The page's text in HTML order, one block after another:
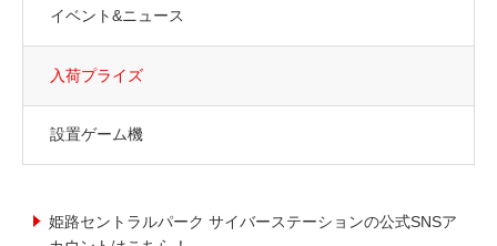
イベント&ニュース
入荷プライズ
設置ゲーム機
姫路セントラルパーク サイバーステーションの公式SNSア